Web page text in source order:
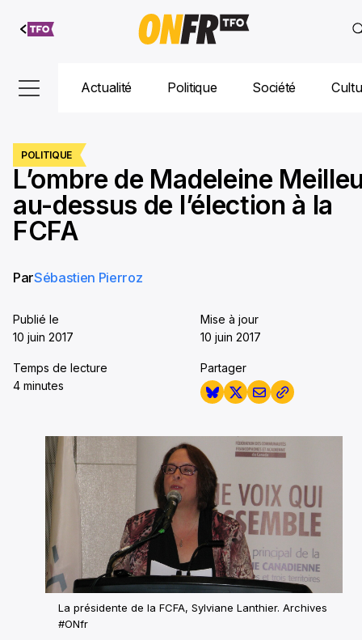
Aller au
contenu
Actualité Politique Société
POLITIQUE
L’ombre de Madeleine
au-dessus de l’élection à la
FCFA
ParSébastien Pierroz
Publié le
10 juin 2017
Mise à jour
10 juin 2017
Temps de lecture
4 minutes
Partager
La présidente de la FCFA, Sylviane Lanthier. Archives
#ONfr